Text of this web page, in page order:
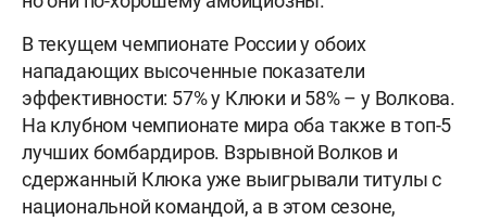
В текущем чемпионате России у обоих
нападающих высоченные показатели
эффективности: 57% у Клюки и 58% – у Волкова.
На клубном чемпионате мира оба также в топ-5
лучших бомбардиров. Взрывной Волков и
сдержанный Клюка уже выигрывали титулы с
национальной командой, а в этом сезоне,